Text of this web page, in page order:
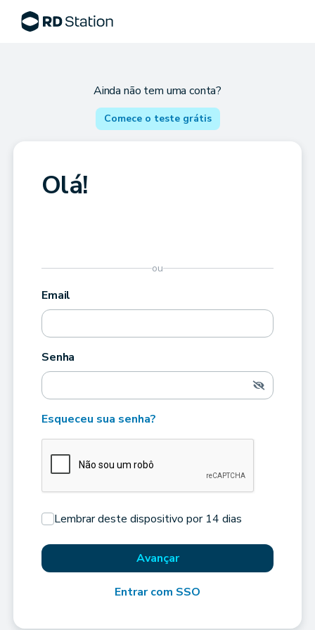
Ainda não tem uma conta?
Comece o teste grátis
Olá!
ou
Email
Senha
Esqueceu sua senha?
Lembrar deste dispositivo por 14 dias
Avançar
Entrar com SSO